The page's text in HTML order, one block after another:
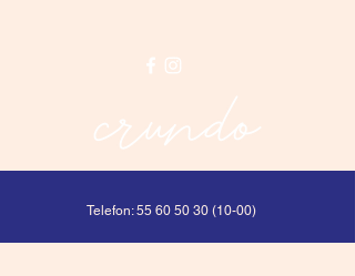
Telefon:55 60 50 30 (10-00)